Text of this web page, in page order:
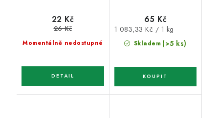
Momentálně nedostupné
22 Kč
26 Kč
Skladem (>5 ks)
65 Kč
Měrná
cena:
1 083,33 Kč / 1 kg